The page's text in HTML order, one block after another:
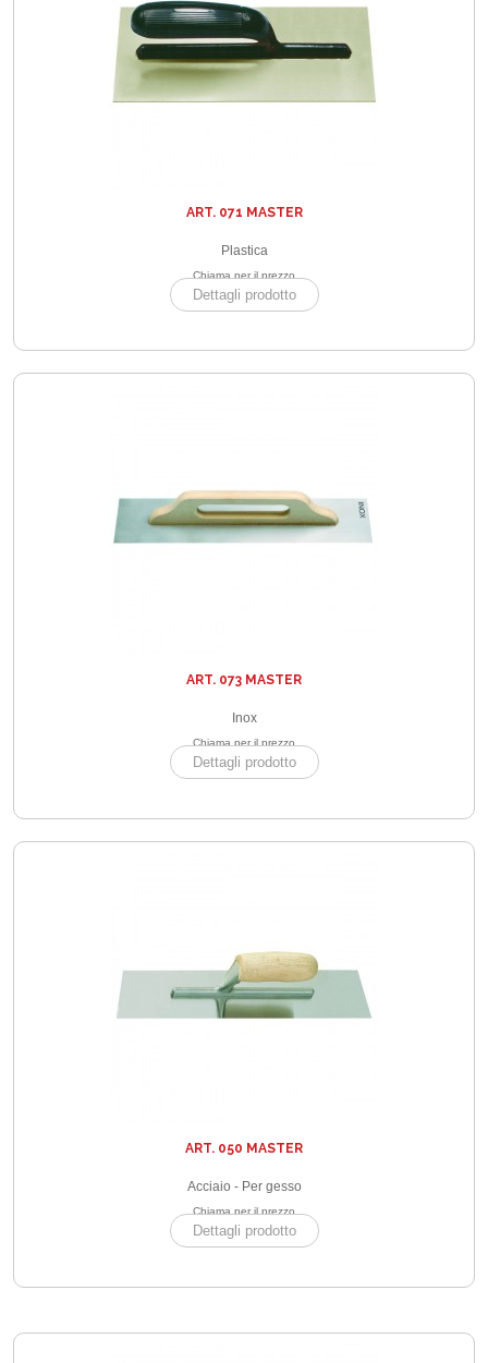
ART. 071 MASTER
Plastica
Chiama per il prezzo
Dettagli prodotto
ART. 073 MASTER
Inox
Chiama per il prezzo
Dettagli prodotto
ART. 050 MASTER
Acciaio - Per gesso
Chiama per il prezzo
Dettagli prodotto